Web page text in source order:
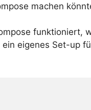
machen
funktioniert,
eigenes Set-up